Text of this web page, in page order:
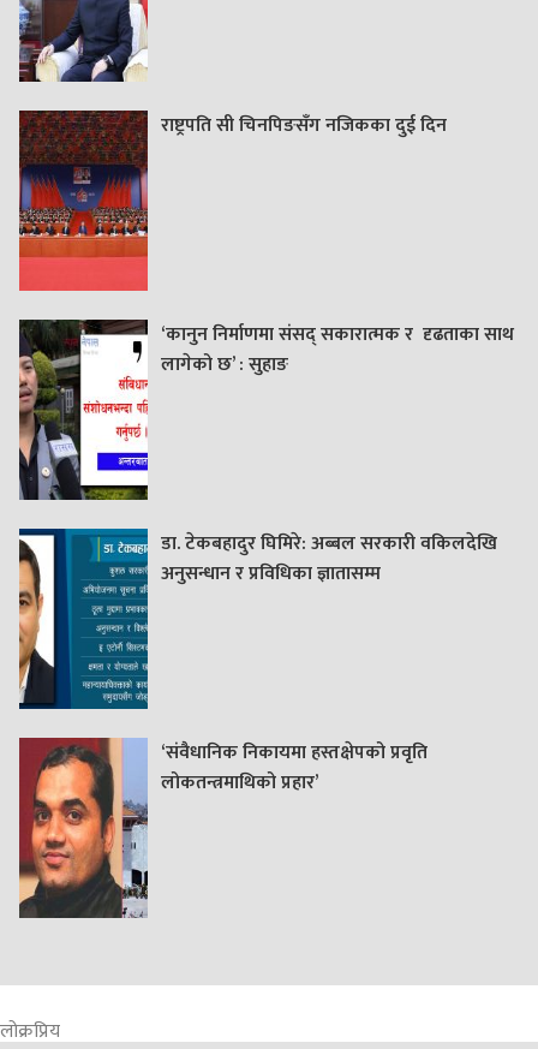
राष्ट्रपति सी चिनपिङसँग नजिकका दुई दिन
‘कानुन निर्माणमा संसद् सकारात्मक र दृढताका साथ
लागेको छ’ : सुहाङ
डा. टेकबहादुर घिमिरे: अब्बल सरकारी वकिलदेखि
अनुसन्धान र प्रविधिका ज्ञातासम्म
‘संवैधानिक निकायमा हस्तक्षेपको प्रवृति
लोकतन्त्रमाथिको प्रहार’
लोक्रप्रिय